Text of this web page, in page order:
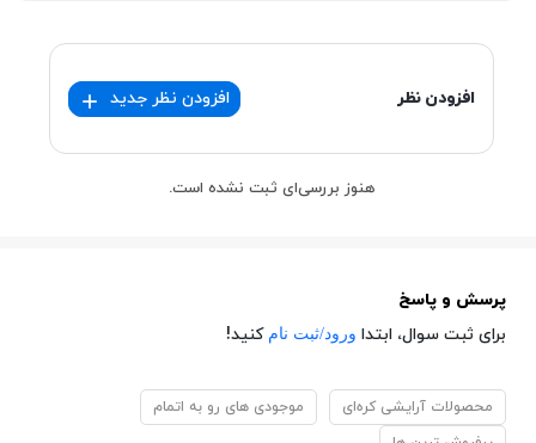
افزودن نظر افزودن نظر جدید
هنوز بررسی‌ای ثبت نشده است.
پرسش و پاسخ
برای ثبت سوال، ابتدا ورود/ثبت نام کنید!
محصولات آرایشی کره‌ای
موجودی های رو به اتمام